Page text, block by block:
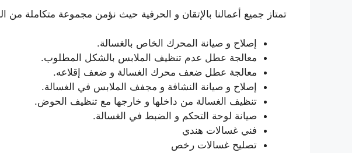
تمتاز جميع أعمالنا بالإتقان و الحرفية حيث نؤمن مجموعة متكاملة من
إصلاح و صيانة المحرك الخاص بالغسالة.
معالجة عطل عدم تنظيف الملابس بالشكل المطلوب.
معالجة عطل ضعف محرك الغسالة و ضعف إقلاعه.
إصلاح و صيانة النشافة و مجفف الملابس في الغسالة.
تنظيف الغسالة من داخلها و خارجها مع تنظيف الحوض.
صيانة لوحة التحكم و الضبط في الغسالة.
فني غسالات هندي
تصليح غسالات رخص